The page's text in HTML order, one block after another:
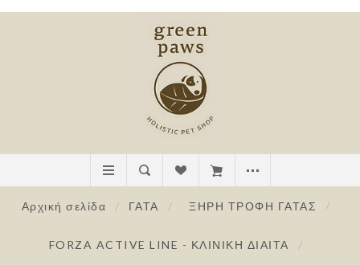
Αρχική σελίδα / ΓΑΤΑ / ΞΗΡΗ ΤΡΟΦΗ ΓΑΤΑΣ /
FORZA ACTIVE LINE - ΚΛΙΝΙΚΗ ΔΙΑΙΤΑ /